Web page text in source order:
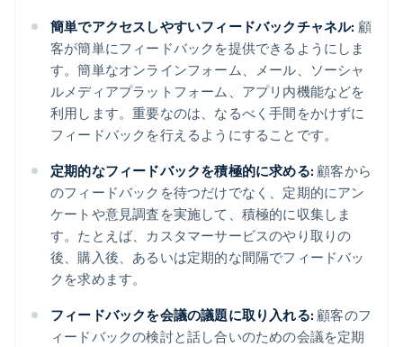
簡単でアクセスしやすいフィードバックチャネル: 顧
客が簡単にフィードバックを提供できるようにしま
す。簡単なオンラインフォーム、メール、ソーシャ
ルメディアプラットフォーム、アプリ内機能などを
利用します。重要なのは、なるべく手間をかけずに
フィードバックを行えるようにすることです。
定期的なフィードバックを積極的に求める: 顧客から
のフィードバックを待つだけでなく、定期的にアン
ケートや意見調査を実施して、積極的に収集しま
す。たとえば、カスタマーサービスのやり取りの
後、購入後、あるいは定期的な間隔でフィードバッ
クを求めます。
フィードバックを会議の議題に取り入れる: 顧客のフ
ィードバックの検討と話し合いのための会議を定期